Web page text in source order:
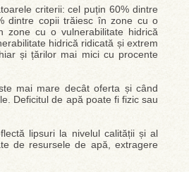
criterii: cel puțin 60% dintre
dintre copii trăiesc în zone cu o
zone cu o vulnerabilitate hidrică
hidrică ridicată și extrem
și țărilor mai mici cu procente
mai mare decât oferta și când
Deficitul de apă poate fi fizic sau
lipsuri la nivelul calității și al
de resursele de apă, extragere